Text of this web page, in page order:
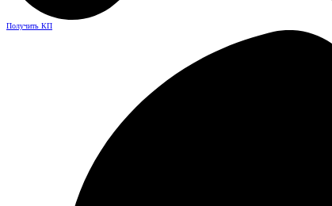
Получить КП